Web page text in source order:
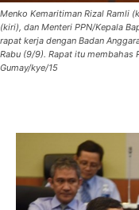
Menko Kemaritiman Rizal Ramli
(kiri), dan Menteri PPN/Kepala
rapat kerja dengan Badan
Rabu (9/9). Rapat itu membahas
Gumay/kye/15